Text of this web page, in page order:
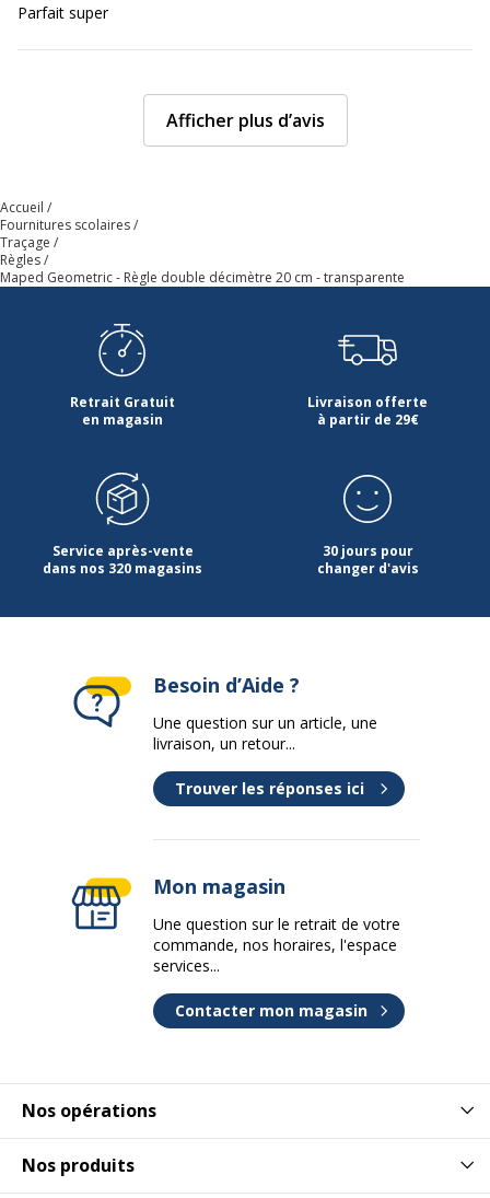
Parfait super
Afficher plus d’avis
Accueil
Fournitures scolaires
Traçage
Règles
Maped Geometric - Règle double décimètre 20 cm - transparente
Retrait Gratuit
en magasin
Livraison offerte
à partir de 29€
Service après-vente
dans nos 320 magasins
30 jours pour
changer d'avis
Nos opérations
Nos produits
Besoin d’Aide ?
Une question sur un article, une
livraison, un retour...
Trouver les réponses ici
Mon magasin
Une question sur le retrait de votre
commande, nos horaires, l'espace
services...
Contacter mon magasin